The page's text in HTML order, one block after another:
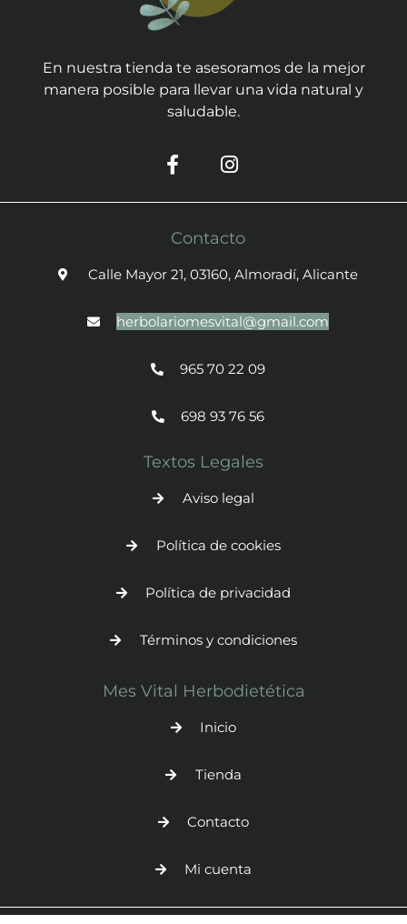
En nuestra tienda te asesoramos de la mejor
manera posible para llevar una vida natural y
saludable.
Contacto
Calle Mayor 21, 03160, Almoradí, Alicante
herbolariomesvital@gmail.com
965 70 22 09
698 93 76 56
Textos Legales
Aviso legal
Política de cookies
Política de privacidad
Términos y condiciones
Mes Vital Herbodietética
Inicio
Tienda
Contacto
Mi cuenta